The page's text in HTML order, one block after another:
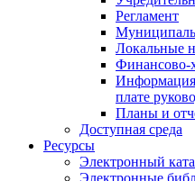
Регламент
Локальные
Финансово-
Информация
плате
Планы и
Доступная среда
Ресурсы
Электронный
Электронные